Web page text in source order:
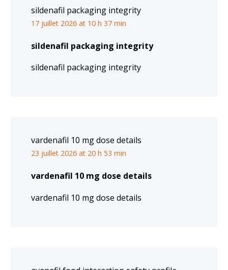
sildenafil packaging integrity
17 juillet 2026 at 10 h 37 min
sildenafil packaging integrity
sildenafil packaging integrity
vardenafil 10 mg dose details
23 juillet 2026 at 20 h 53 min
vardenafil 10 mg dose details
vardenafil 10 mg dose details